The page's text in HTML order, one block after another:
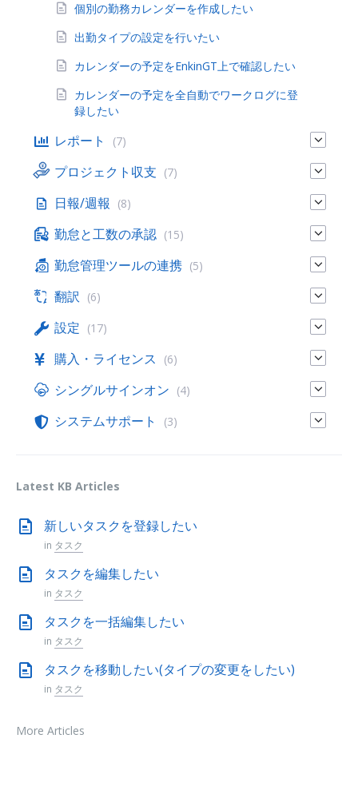
個別の勤務カレンダーを作成したい
出勤タイプの設定を行いたい
カレンダーの予定をEnkinGT上で確認したい
カレンダーの予定を全自動でワークログに登
録したい
レポート (7)
プロジェクト収支 (7)
日報/週報 (8)
勤怠と工数の承認 (15)
勤怠管理ツールの連携 (5)
翻訳 (6)
設定 (17)
購入・ライセンス (6)
シングルサインオン (4)
システムサポート (3)
Latest KB Articles
新しいタスクを登録したい
in タスク
タスクを編集したい
in タスク
タスクを一括編集したい
in タスク
タスクを移動したい(タイプの変更をしたい)
in タスク
More Articles